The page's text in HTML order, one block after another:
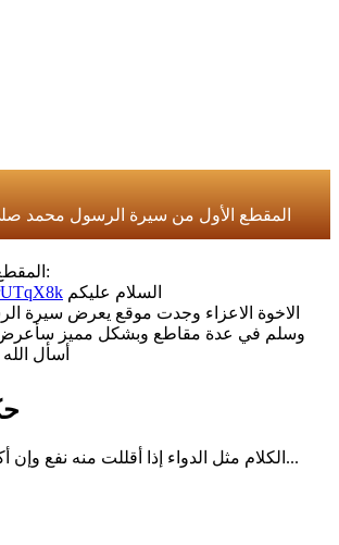
المقطع الأول من سيرة الرسول محمد
المقطع الأول من السلسلة:
السلام عليكم
الاخوة الاعزاء وجدت موقع يعرض سيرة
وسلم في عدة مقاطع وبشكل مميز
أسأل
الكلام مثل الدواء إذا أقللت منه نفع وإن أكثرت منه قتل...